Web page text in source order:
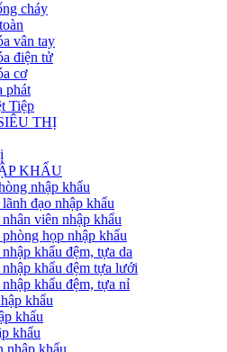
cháy
vân tay
điện tử
cơ
phát
Tiệp
THỊ
KHẨU
nhập khẩu
đạo nhập khẩu
viên nhập khẩu
họp nhập khẩu
khẩu đệm, tựa da
khẩu đệm tựa lưới
khẩu đệm, tựa nỉ
khẩu
khẩu
khẩu